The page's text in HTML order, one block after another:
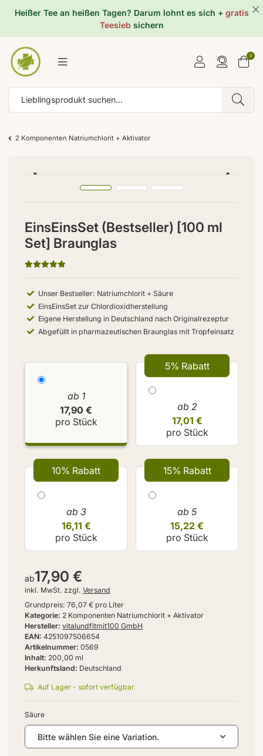
Heißer Tee an heißen Tagen? Darum lohnt es sich + gratis
Teesieb sichern
0
2 Komponenten Natriumchlorit + Aktivator
EinsEinsSet (Bestseller) [100 ml
Set] Braunglas
Inhalt 200,00 ml
Hersteller vitalundfitmit100 GmbH
Artikelnummer 0569
EAN 4251097506654
Herkunftsland Deutschland
Kategorie 2 Komponenten Natriumchlorit + Aktivator
Unser Bestseller: Natriumchlorit + Säure
EinsEinsSet zur Chlordioxidherstellung
Eigene Herstellung in Deutschland nach Originalrezeptur
Abgefüllt in pharmazeutischen Braunglas mit Tropfeinsatz
Säure
Bitte wählen Sie eine Variation.
ab17,90 €
inkl. MwSt. zzgl. Versand
Grundpreis: 76,07 € pro Liter
Auf Lager - sofort verfügbar
ab 1
17,90 €
pro Stück
5% Rabatt
ab 2
17,01 €
pro Stück
10% Rabatt
ab 3
16,11 €
pro Stück
15% Rabatt
ab 5
15,22 €
pro Stück